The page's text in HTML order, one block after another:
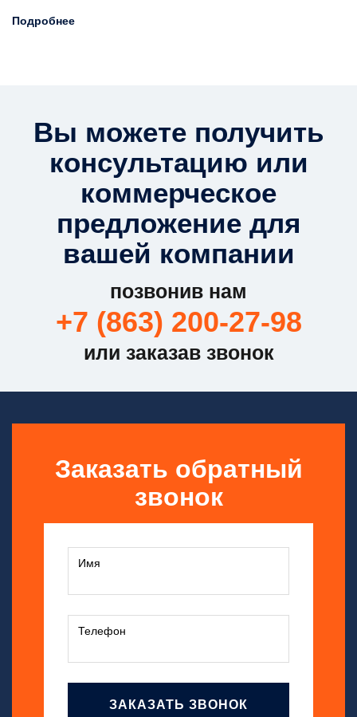
Подробнее
Вы можете получить
консультацию или
коммерческое
предложение для
вашей компании
позвонив нам
+7 (863) 200-27-98
или заказав звонок
Заказать обратный
звонок
ЗАКАЗАТЬ ЗВОНОК